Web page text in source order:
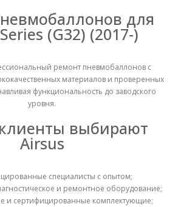
для
(G32) (2017-)
ремонт пневмобаллонов с
материалов и проверенных
функциональность до заводского
уровня.
выбирают
Airsus
специалисты с опытом;
и ремонтное оборудование;
и сертифицированные комплектующие;
Пневмоподушка пневмобаллон Zeekr 001 2024 (задняя левая)
Пневмоподушка пневмобаллон Zeekr 001 (задняя)
0из 5
₴16,000
Пневмоподушка пневмобаллон Zeekr 001 2024 (задняя левая)
0из 5
₴16,000